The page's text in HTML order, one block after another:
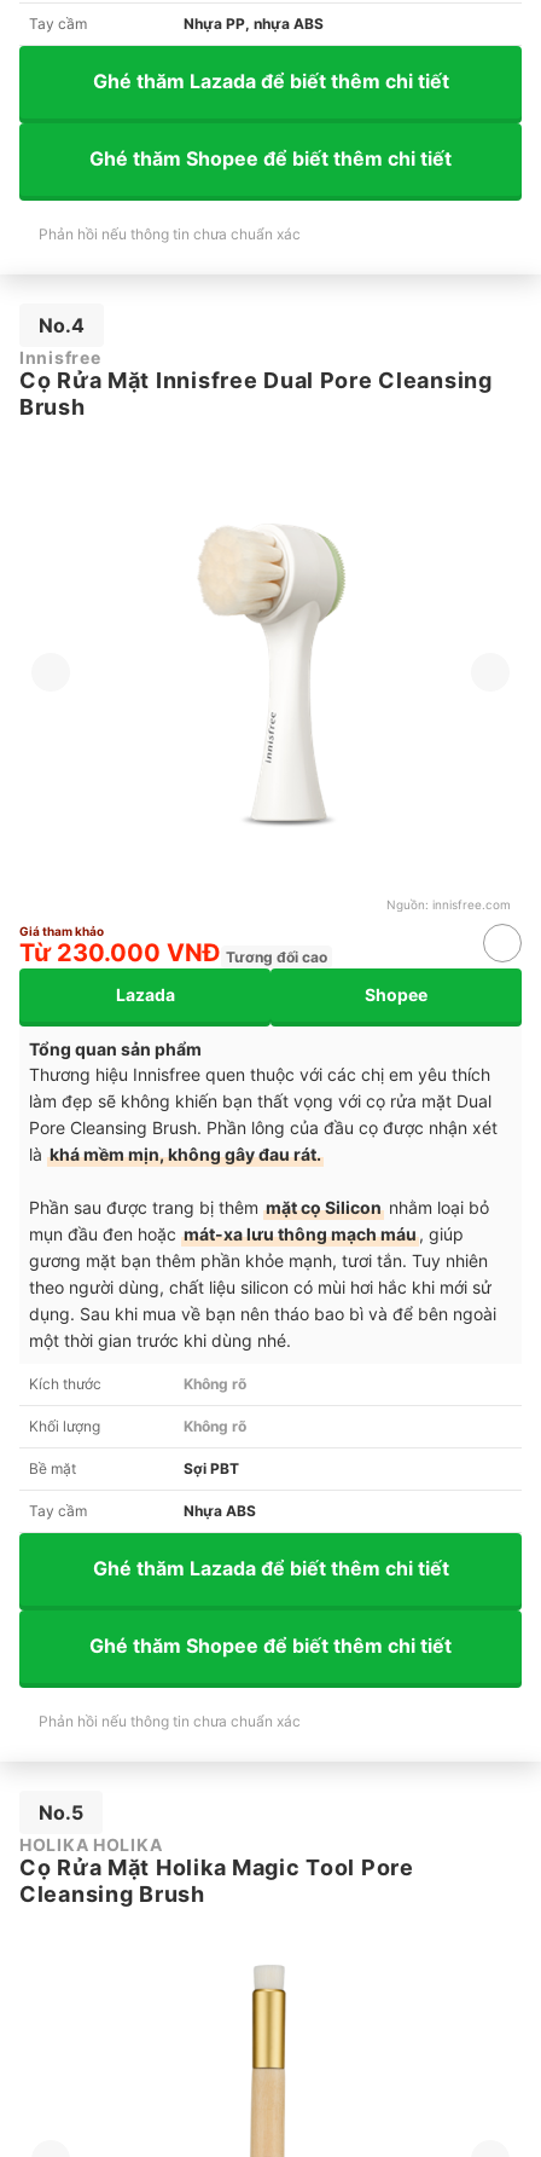
Tay cầm Nhựa PP, nhựa ABS
Ghé thăm Lazada để biết thêm chi tiết
Ghé thăm Shopee để biết thêm chi tiết
Phản hồi nếu thông tin chưa chuẩn xác
No.4
Innisfree
Cọ Rửa Mặt Innisfree Dual Pore Cleansing
Brush
Nguồn: innisfree.com
Giá tham khảo
Từ 230.000 VNĐ Tương đối cao
Lazada Shopee
Tổng quan sản phẩm
Thương hiệu Innisfree quen thuộc với các chị em yêu thích
làm đẹp sẽ không khiến bạn thất vọng với cọ rửa mặt Dual
Pore Cleansing Brush. Phần lông của đầu cọ được nhận xét
là khá mềm mịn, không gây đau rát.
Phần sau được trang bị thêm mặt cọ Silicon nhằm loại bỏ
mụn đầu đen hoặc mát-xa lưu thông mạch máu, giúp
gương mặt bạn thêm phần khỏe mạnh, tươi tắn. Tuy nhiên
theo người dùng, chất liệu silicon có mùi hơi hắc khi mới sử
dụng. Sau khi mua về bạn nên tháo bao bì và để bên ngoài
một thời gian trước khi dùng nhé.
Kích thước Không rõ
Khối lượng Không rõ
Bề mặt Sợi PBT
Tay cầm Nhựa ABS
Ghé thăm Lazada để biết thêm chi tiết
Ghé thăm Shopee để biết thêm chi tiết
Phản hồi nếu thông tin chưa chuẩn xác
No.5
HOLIKA HOLIKA
Cọ Rửa Mặt Holika Magic Tool Pore
Cleansing Brush